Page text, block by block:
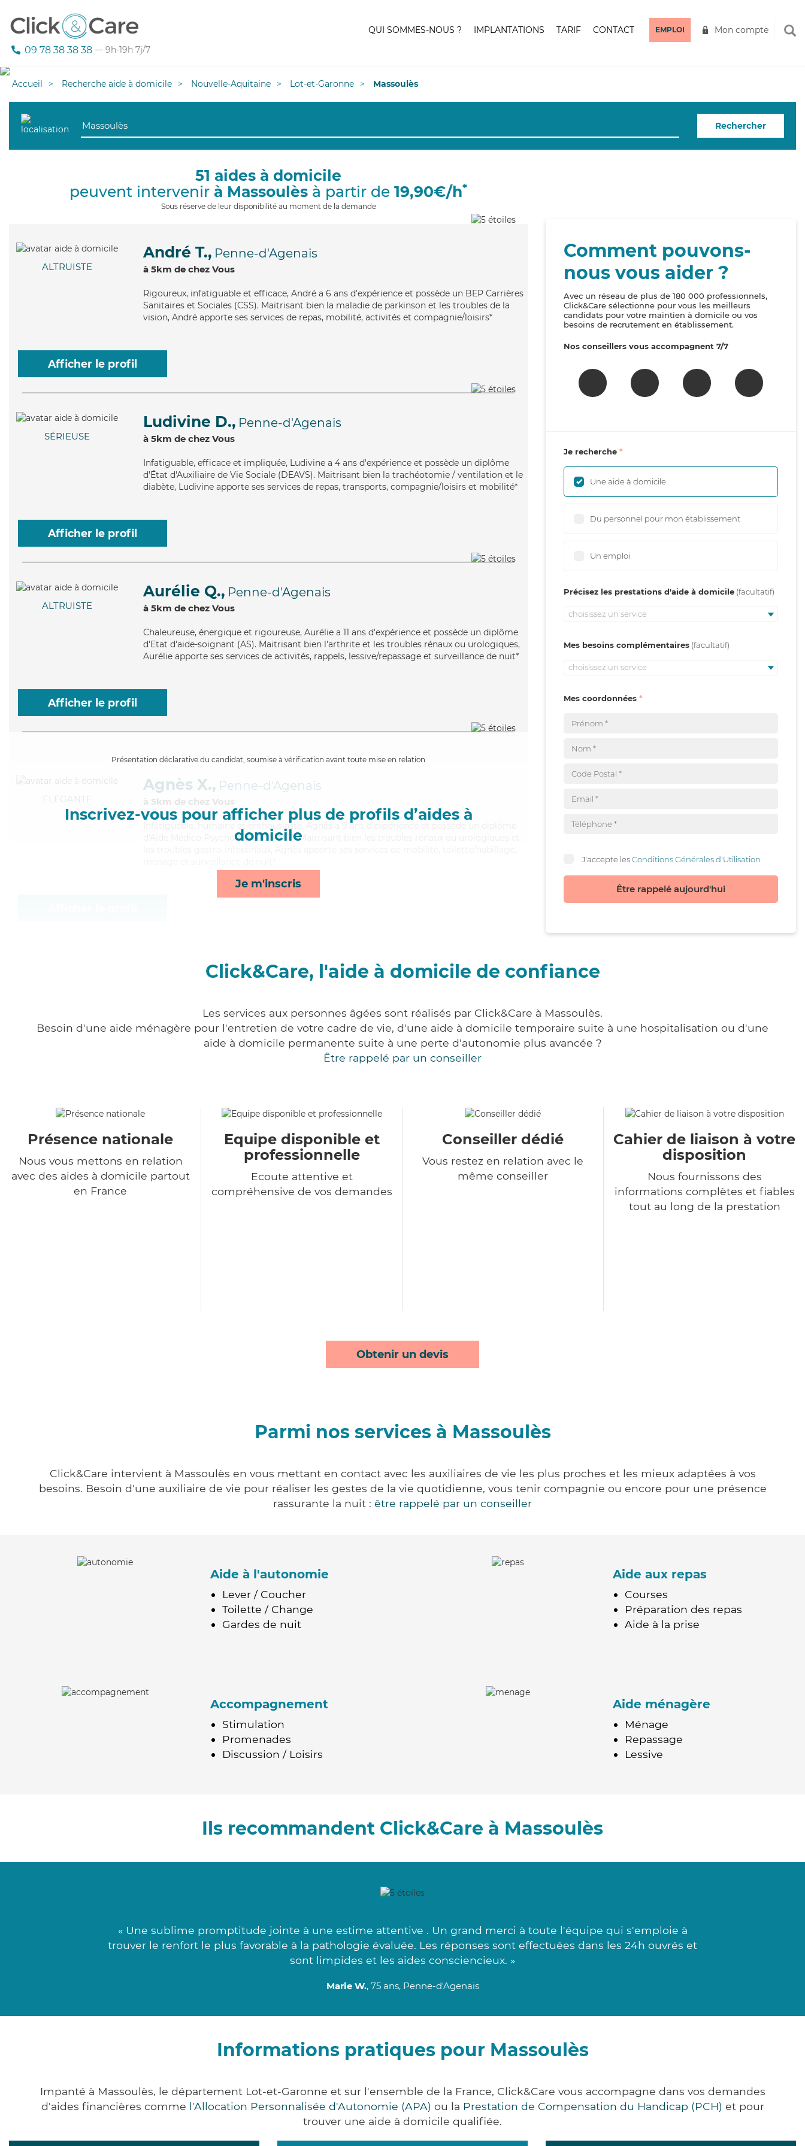
09 78 38 38 38 — 9h-19h 7j/7
QUI SOMMES-NOUS ? IMPLANTATIONS TARIF CONTACT EMPLOI Mon compte
Accueil Recherche aide à domicile Nouvelle-Aquitaine Lot-et-Garonne Massoulès
Rechercher
51 aides à domicile
peuvent intervenir à Massoulès à partir de 19,90€/h*
Sous réserve de leur disponibilité au moment de la demande
ALTRUISTE
André T., Penne-d'Agenais
à 5km de chez Vous
Rigoureux, infatiguable et efficace, André a 6 ans d'expérience et possède un BEP Carrières
Sanitaires et Sociales (CSS). Maitrisant bien la maladie de parkinson et les troubles de la
vision, André apporte ses services de repas, mobilité, activités et compagnie/loisirs*
Afficher le profil
SÉRIEUSE
Ludivine D., Penne-d'Agenais
à 5km de chez Vous
Infatiguable, efficace et impliquée, Ludivine a 4 ans d'expérience et possède un diplôme
d'État d'Auxiliaire de Vie Sociale (DEAVS). Maitrisant bien la trachéotomie / ventilation et le
diabète, Ludivine apporte ses services de repas, transports, compagnie/loisirs et mobilité*
Afficher le profil
ALTRUISTE
Aurélie Q., Penne-d'Agenais
à 5km de chez Vous
Chaleureuse, énergique et rigoureuse, Aurélie a 11 ans d'expérience et possède un diplôme
d'Etat d'aide-soignant (AS). Maitrisant bien l'arthrite et les troubles rénaux ou urologiques,
Aurélie apporte ses services de activités, rappels, lessive/repassage et surveillance de nuit*
Afficher le profil
Présentation déclarative du candidat, soumise à vérification avant toute mise en relation
Inscrivez-vous pour afficher plus de profils d’aides à
domicile
Je m'inscris
ÉLÉGANTE
Agnès X., Penne-d'Agenais
à 5km de chez Vous
Infatiguable
, humaine et enthousiaste, Agnès a 9 ans d'expérience et possède un diplôme
d'Aide Médico-Psychologique (AMP). Maitrisant bien les troubles rénaux ou urologiques et
Comment pouvons-
nous vous aider ?
Avec un réseau de plus de 180 000 professionnels,
Click&Care sélectionne pour vous les meilleurs
candidats pour votre maintien à domicile ou vos
besoins de recrutement en établissement.
Nos conseillers vous accompagnent 7/7
Je recherche
Une aide à domicile
Du personnel pour mon établissement
Un emploi
Précisez les prestations d'aide à domicile
choisissez un service
Mes besoins complémentaires
choisissez un service
Mes coordonnées
J'accepte lesConditions Générales d'Utilisation
Être rappelé aujourd'hui
Click&Care, l'aide à domicile de confiance
Les services aux personnes âgées sont réalisés par Click&Care à Massoulès.
Besoin d'une aide ménagère pour l'entretien de votre cadre de vie, d'une aide à domicile temporaire suite à une hospitalisation ou d'une
aide à domicile permanente suite à une perte d'autonomie plus avancée ?
Être rappelé par un conseiller
Présence nationale
Nous vous mettons en relation
avec des aides à domicile partout
en France
Equipe disponible et
professionnelle
Ecoute attentive et
compréhensive de vos demandes
Conseiller dédié
Vous restez en relation avec le
même conseiller
Cahier de liaison à votre
disposition
Nous fournissons des
informations complètes et fiables
tout au long de la prestation
Obtenir un devis
Parmi nos services à Massoulès
Click&Care intervient à Massoulès en vous mettant en contact avec les auxiliaires de vie les plus proches et les mieux adaptées à vos
besoins. Besoin d'une auxiliaire de vie pour réaliser les gestes de la vie quotidienne, vous tenir compagnie ou encore pour une présence
rassurante la nuit : être rappelé par un conseiller
Aide à l'autonomie
Lever / Coucher
Toilette / Change
Gardes de nuit
Aide aux repas
Courses
Préparation des repas
Aide à la prise
Accompagnement
Stimulation
Promenades
Discussion / Loisirs
Aide ménagère
Ménage
Repassage
Lessive
Ils recommandent Click&Care à Massoulès
« Une sublime promptitude jointe à une estime attentive . Un grand merci à toute l'équipe qui s'emploie à
trouver le renfort le plus favorable à la pathologie évaluée. Les réponses sont effectuées dans les 24h ouvrés et
sont limpides et les aides consciencieux. »
Marie W., 75 ans, Penne-d'Agenais
Informations pratiques pour Massoulès
Impanté à Massoulès, le département Lot-et-Garonne et sur l'ensemble de la France, Click&Care vous accompagne dans vos demandes
d'aides financières comme l'Allocation Personnalisée d'Autonomie (APA) ou la Prestation de Compensation du Handicap (PCH) et pour
trouver une aide à domicile qualifiée.